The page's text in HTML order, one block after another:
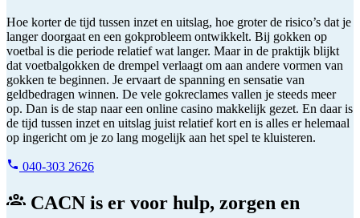
Hoe korter de tijd tussen inzet en uitslag, hoe groter de risico’s dat je
langer doorgaat en een gokprobleem ontwikkelt. Bij gokken op
voetbal is die periode relatief wat langer. Maar in de praktijk blijkt
dat voetbalgokken de drempel verlaagt om aan andere vormen van
gokken te beginnen. Je ervaart de spanning en sensatie van
geldbedragen winnen. De vele gokreclames vallen je steeds meer
op. Dan is de stap naar een online casino makkelijk gezet. En daar is
de tijd tussen inzet en uitslag juist relatief kort en is alles er helemaal
op ingericht om je zo lang mogelijk aan het spel te kluisteren.
040-303 2626
CACN is er voor hulp, zorgen en